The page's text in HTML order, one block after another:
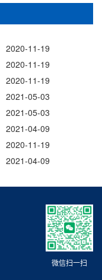
2020-11-19
2020-11-19
2020-11-19
2021-05-03
2021-05-03
2021-04-09
2020-11-19
2021-04-09
微信扫一扫